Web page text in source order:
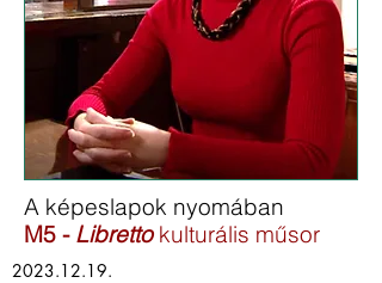
A képeslapok nyomában
M5 - Librettokulturális műsor
2023.12.19.